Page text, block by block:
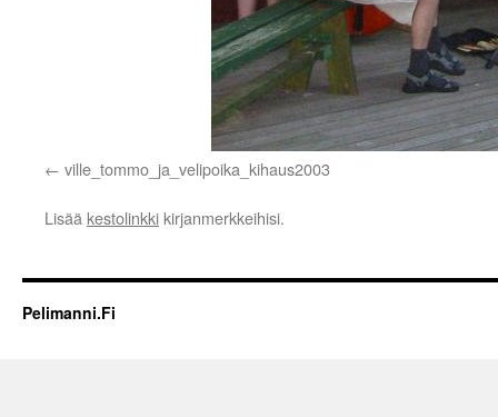
ville_tommo_ja_velipoika_kihaus2003
Lisää kestolinkki kirjanmerkkeihisi.
Pelimanni.Fi